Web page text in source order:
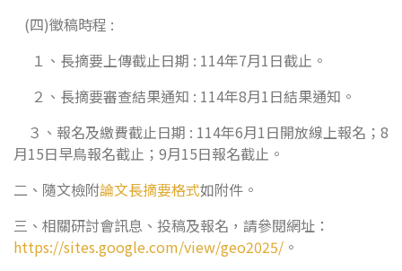
(四)徵稿時程 :
１、長摘要上傳截止日期 : 114年7月1日截止。
２、長摘要審查結果通知 : 114年8月1日結果通知。
３、報名及繳費截止日期 : 114年6月1日開放線上報名；8
月15日早鳥報名截止；9月15日報名截止。
二、隨文檢附論文長摘要格式如附件。
三、相關研討會訊息、投稿及報名，請參閱網址：
https://sites.google.com/view/geo2025/ 。